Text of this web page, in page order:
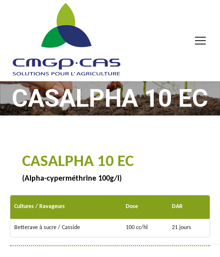
CASALPHA 10 EC
Vous êtes ici :
CASALPHA 10 EC
(Alpha-cyperméthrine 100g/l)
Cultures / Ravageurs Dose DAR
Betterave à sucre / Casside 100 cc/hl 21 jours